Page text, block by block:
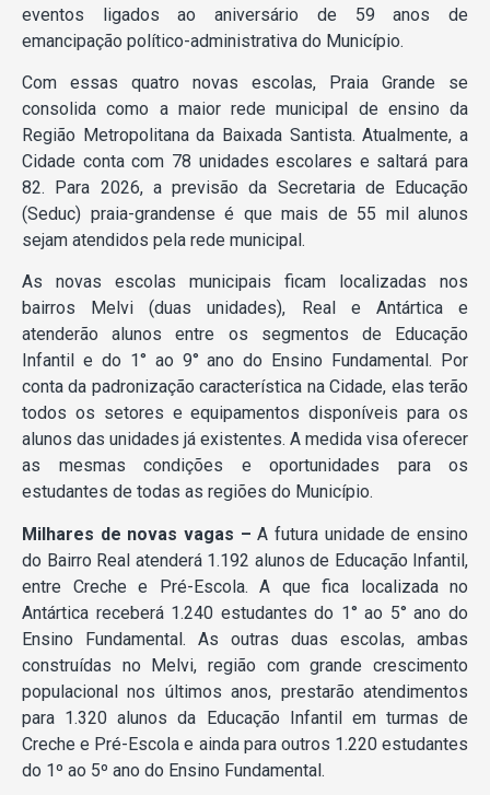
eventos ligados ao aniversário de 59 anos de
emancipação político-administrativa do Município.
Com essas quatro novas escolas, Praia Grande se
consolida como a maior rede municipal de ensino da
Região Metropolitana da Baixada Santista. Atualmente, a
Cidade conta com 78 unidades escolares e saltará para
82. Para 2026, a previsão da Secretaria de Educação
(Seduc) praia-grandense é que mais de 55 mil alunos
sejam atendidos pela rede municipal.
As novas escolas municipais ficam localizadas nos
bairros Melvi (duas unidades), Real e Antártica e
atenderão alunos entre os segmentos de Educação
Infantil e do 1° ao 9° ano do Ensino Fundamental. Por
conta da padronização característica na Cidade, elas terão
todos os setores e equipamentos disponíveis para os
alunos das unidades já existentes. A medida visa oferecer
as mesmas condições e oportunidades para os
estudantes de todas as regiões do Município.
Milhares de novas vagas – A futura unidade de ensino
do Bairro Real atenderá 1.192 alunos de Educação Infantil,
entre Creche e Pré-Escola. A que fica localizada no
Antártica receberá 1.240 estudantes do 1° ao 5° ano do
Ensino Fundamental. As outras duas escolas, ambas
construídas no Melvi, região com grande crescimento
populacional nos últimos anos, prestarão atendimentos
para 1.320 alunos da Educação Infantil em turmas de
Creche e Pré-Escola e ainda para outros 1.220 estudantes
do 1º ao 5º ano do Ensino Fundamental.